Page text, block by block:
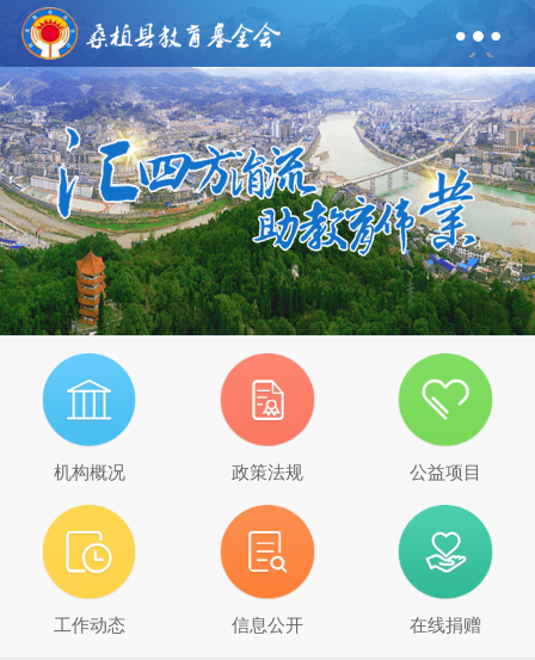
机构概况 政策法规 公益项目
工作动态 信息公开 在线捐赠